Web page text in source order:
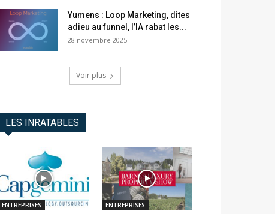
Yumens : Loop Marketing, dites
adieu au funnel, l’IA rabat les...
28 novembre 2025
Voir plus
LES INRATABLES
ENTREPRISES ENTREPRISES